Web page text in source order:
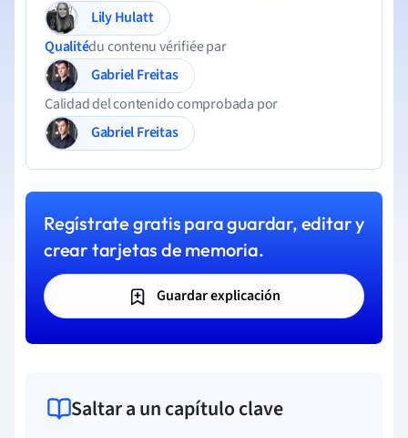
Lily Hulatt
Qualitédu contenu vérifiée par
Gabriel Freitas
Calidad del contenido comprobada por
Gabriel Freitas
Regístrate gratis para guardar, editar y
crear tarjetas de memoria.
Guardar explicación
Saltar a un capítulo clave